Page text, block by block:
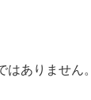
ありません。